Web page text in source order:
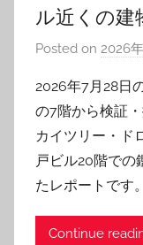
ル近くの建
Posted on 2026
2026年7月28日
の7階から検証
カイツリー・ド
戸ビル20階での
たレポートです。
Continue